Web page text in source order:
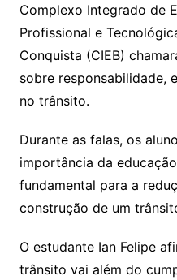
Complexo Integrado de
Profissional e
Conquista (CIEB)
sobre responsabilidade,
no trânsito.
Durante as falas, os
importância da
fundamental para a
construção de um
O estudante Ian Felipe
trânsito vai além do